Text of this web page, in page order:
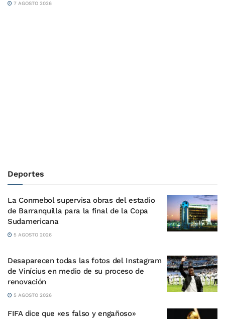
7 AGOSTO 2026
Deportes
La Conmebol supervisa obras del estadio
de Barranquilla para la final de la Copa
Sudamericana
5 AGOSTO 2026
Desaparecen todas las fotos del Instagram
de Vinícius en medio de su proceso de
renovación
5 AGOSTO 2026
FIFA dice que «es falso y engañoso»